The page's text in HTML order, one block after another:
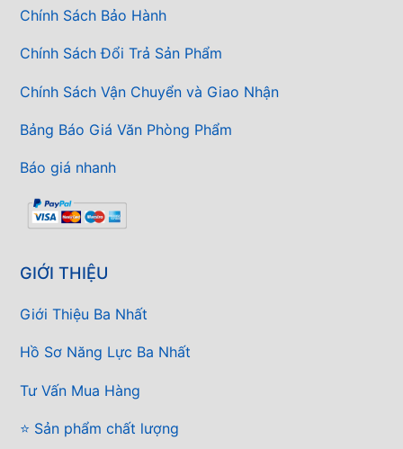
Chính Sách Bảo Hành
Chính Sách Đổi Trả Sản Phẩm
Chính Sách Vận Chuyển và Giao Nhận
Bảng Báo Giá Văn Phòng Phẩm
Báo giá nhanh
GIỚI THIỆU
Giới Thiệu Ba Nhất
Hồ Sơ Năng Lực Ba Nhất
Tư Vấn Mua Hàng
⭐ Sản phẩm chất lượng